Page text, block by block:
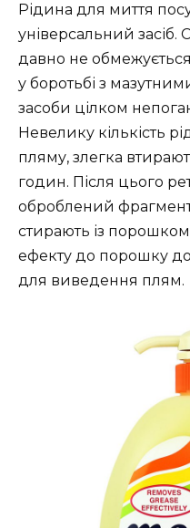
Рідина для миття
універсальний засіб.
давно не
у боротьбі з
засоби цілком
Невелику кількість
пляму, злегка
годин. Після цього
оброблений
стирають із
ефекту до порошку
для виведення плям.